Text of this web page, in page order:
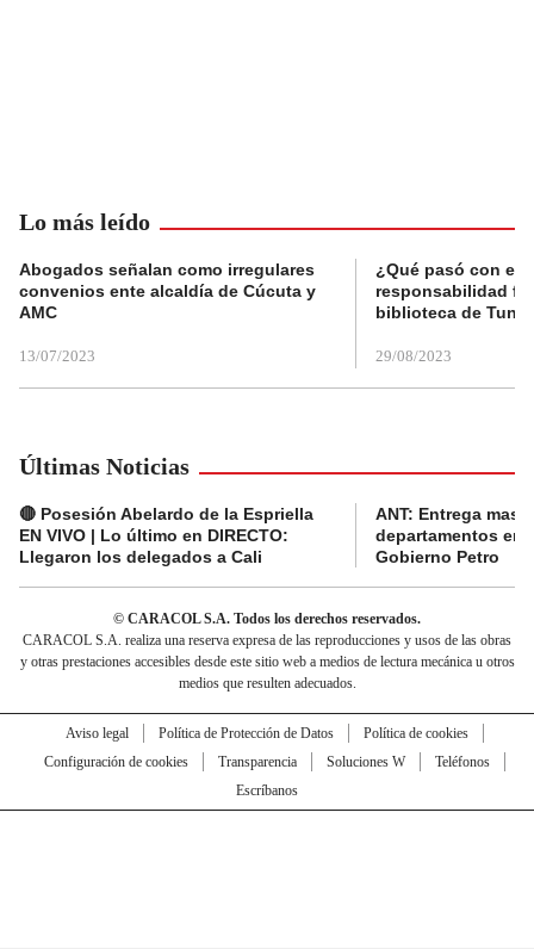
Lo más leído
Abogados señalan como irregulares
convenios ente alcaldía de Cúcuta y
AMC
13/07/2023
¿Qué pasó con el
responsabilidad
biblioteca de
29/08/2023
Últimas Noticias
🔴 Posesión Abelardo de la Espriella
EN VIVO | Lo último en DIRECTO:
Llegaron los delegados a Cali
ANT: Entrega
departamentos en
Gobierno Petro
© CARACOL S.A. Todos los derechos reservados.
CARACOL S.A. realiza una reserva expresa de las reproducciones y usos de las obras
y otras prestaciones accesibles desde este sitio web a medios de lectura mecánica u otros
medios que resulten adecuados.
Aviso legal Política de Protección de Datos
Política de cookies
Configuración de cookies
Transparencia Soluciones W
Teléfonos
Escríbanos